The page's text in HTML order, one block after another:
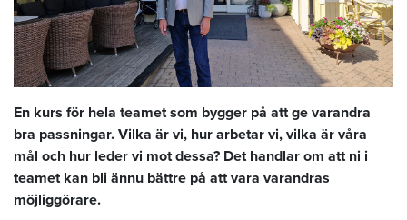
En kurs för hela teamet som bygger på att ge varandra
bra passningar. Vilka är vi, hur arbetar vi, vilka är våra
mål och hur leder vi mot dessa? Det handlar om att ni i
teamet kan bli ännu bättre på att vara varandras
möjliggörare.